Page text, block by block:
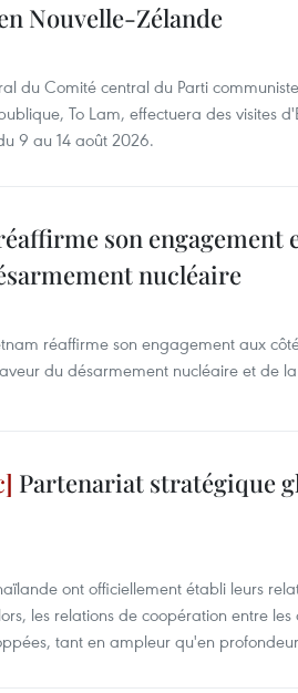
Nouvelle-Zélande
du Comité central du Parti
To Lam, effectuera des visites
9 au 14 août 2026.
son engagement
nucléaire
réaffirme son engagement aux
du désarmement nucléaire et de
Partenariat stratégique
ont officiellement établi leurs
les relations de coopération entre les
tant en ampleur qu'en